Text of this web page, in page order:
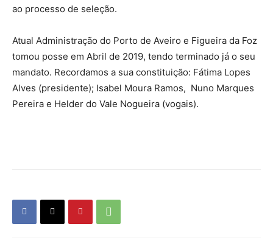
ao processo de seleção.
Atual Administração do Porto de Aveiro e Figueira da Foz
tomou posse em Abril de 2019, tendo terminado já o seu
mandato. Recordamos a sua constituição: Fátima Lopes
Alves (presidente); Isabel Moura Ramos, Nuno Marques
Pereira e Helder do Vale Nogueira (vogais).